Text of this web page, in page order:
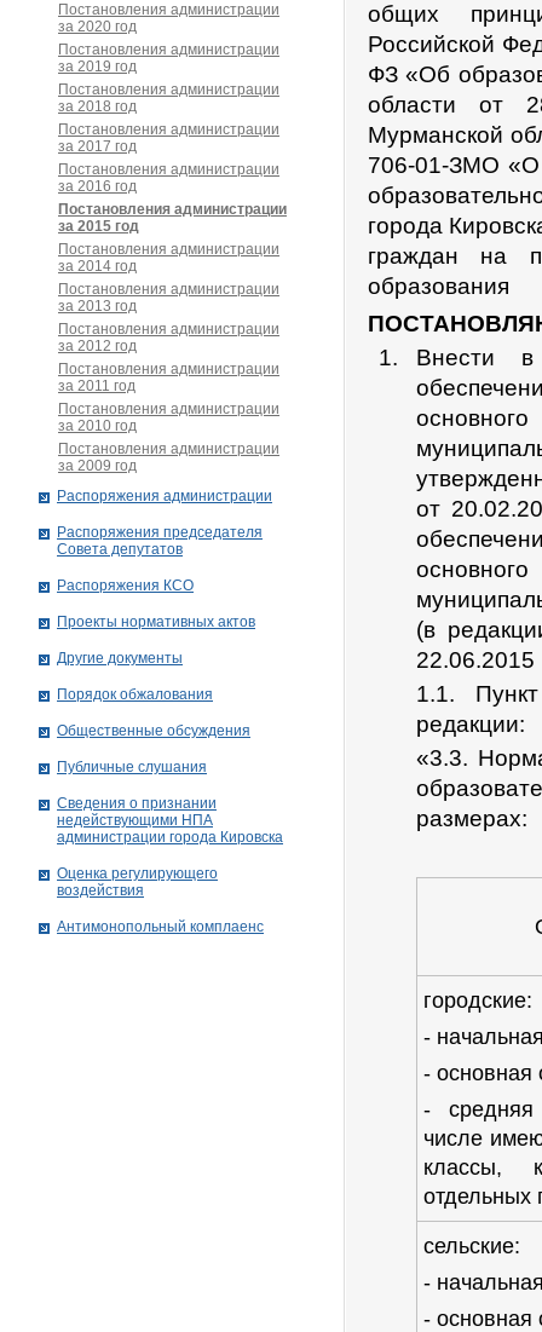
общих
Российской
ФЗ «Об
области от
Мурманской
706-01-ЗМО «О
города
граждан на
образования
Внести в
от
(в
1.1.
редакции:
«3.3.
размерах:
городские:
-
- основная
- средняя
числе
классы,
отдельных
сельские:
-
- основная
Постановления администрации
за 2020 год
Постановления администрации
за 2019 год
Постановления администрации
за 2018 год
Постановления администрации
за 2017 год
Постановления администрации
за 2016 год
Постановления администрации
за 2015 год
Постановления администрации
за 2014 год
Постановления администрации
за 2013 год
Постановления администрации
за 2012 год
Постановления администрации
за 2011 год
Постановления администрации
за 2010 год
Постановления администрации
за 2009 год
Распоряжения администрации
Распоряжения председателя
Совета депутатов
Распоряжения КСО
Проекты нормативных актов
Другие документы
Порядок обжалования
Общественные обсуждения
Публичные слушания
Сведения о признании
недействующими НПА
администрации города Кировскa
Оценка регулирующего
воздействия
Антимонопольный комплаенс